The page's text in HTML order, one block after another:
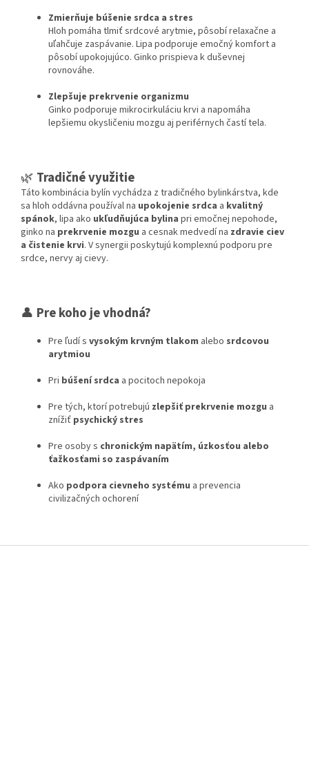
Zmierňuje búšenie srdca a stres
Hloh pomáha tlmiť srdcové arytmie, pôsobí relaxačne a
uľahčuje zaspávanie. Lipa podporuje emočný komfort a
pôsobí upokojujúco. Ginko prispieva k duševnej
rovnováhe.
Zlepšuje prekrvenie organizmu
Ginko podporuje mikrocirkuláciu krvi a napomáha
lepšiemu okysličeniu mozgu aj periférnych častí tela.
🌿 Tradičné využitie
Táto kombinácia bylín vychádza z tradičného bylinkárstva, kde
sa hloh oddávna používal na upokojenie srdca a kvalitný
spánok, lipa ako ukľudňujúca bylina pri emočnej nepohode,
ginko na prekrvenie mozgu a cesnak medvedí na zdravie ciev
a čistenie krvi. V synergii poskytujú komplexnú podporu pre
srdce, nervy aj cievy.
👤 Pre koho je vhodná?
Pre ľudí s vysokým krvným tlakom alebo srdcovou
arytmiou
Pri búšení srdca a pocitoch nepokoja
Pre tých, ktorí potrebujú zlepšiť prekrvenie mozgu a
znížiť psychický stres
Pre osoby s chronickým napätím, úzkosťou alebo
ťažkosťami so zaspávaním
Ako podpora cievneho systému a prevencia
civilizačných ochorení